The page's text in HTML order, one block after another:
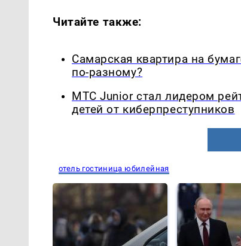
Читайте также:
Самарская квартира на
по-разному?
МТС Junior стал лидером
детей от киберпреступников
отель гостиница юбилейная